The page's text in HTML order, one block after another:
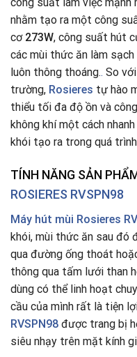
công suất làm việc mạnh
nhằm tạo ra một công
cơ 273W, công suất hút
các mùi thức ăn làm
luôn thông thoáng.. So
trường, Rosieres tự hào
thiểu tối đa độ ồn và
không khí một cách
khói tạo ra trong quá
TÍNH NĂNG SẢN
ROSIERES RVSPN98
Máy hút mùi Rosieres
khói, mùi thức ăn sau đó
qua đường ống thoát
thông qua tấm lưới than
dùng có thể linh hoạt
cầu của mình rất là tiện
RVSPN98 được trang bị
siêu nhạy trên mặt kính